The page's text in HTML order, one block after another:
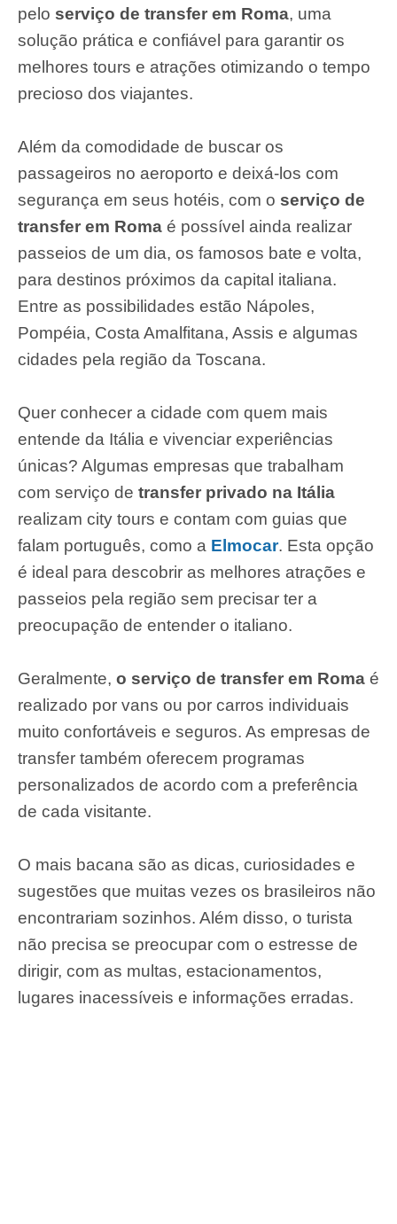
pelo serviço de transfer em Roma, uma
solução prática e confiável para garantir os
melhores tours e atrações otimizando o tempo
precioso dos viajantes.
Além da comodidade de buscar os
passageiros no aeroporto e deixá-los com
segurança em seus hotéis, com o serviço de
transfer em Roma é possível ainda realizar
passeios de um dia, os famosos bate e volta,
para destinos próximos da capital italiana.
Entre as possibilidades estão Nápoles,
Pompéia, Costa Amalfitana, Assis e algumas
cidades pela região da Toscana.
Quer conhecer a cidade com quem mais
entende da Itália e vivenciar experiências
únicas? Algumas empresas que trabalham
com serviço de transfer privado na Itália
realizam city tours e contam com guias que
falam português, como a Elmocar. Esta opção
é ideal para descobrir as melhores atrações e
passeios pela região sem precisar ter a
preocupação de entender o italiano.
Geralmente, o serviço de transfer em Roma é
realizado por vans ou por carros individuais
muito confortáveis e seguros. As empresas de
transfer também oferecem programas
personalizados de acordo com a preferência
de cada visitante.
O mais bacana são as dicas, curiosidades e
sugestões que muitas vezes os brasileiros não
encontrariam sozinhos. Além disso, o turista
não precisa se preocupar com o estresse de
dirigir, com as multas, estacionamentos,
lugares inacessíveis e informações erradas.